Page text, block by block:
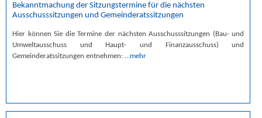
Bekanntmachung der Sitzungstermine für die nächsten
Ausschusssitzungen und Gemeinderatssitzungen
Hier können Sie die Termine der nächsten Ausschusssitzungen (Bau- und
Umweltausschuss und Haupt- und Finanzausschuss) und
Gemeinderatssitzungen entnehmen: …mehr